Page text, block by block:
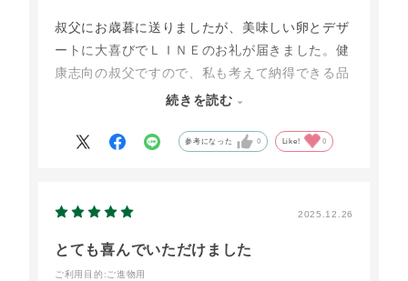
叔父にお歳暮に送りましたが、美味しい卵とデザ
ートに大喜びでＬＩＮＥのお礼が届きました。健
康志向の叔父ですので、私も考えて納得できる品
物に出会えたと思います。その前は、義母へ母の
思います。感謝します。有難うございました。
続きを読む
参考になった 0 Like! 0
2025.12.26
とても喜んでいただけました
ご利用目的 :ご進物用